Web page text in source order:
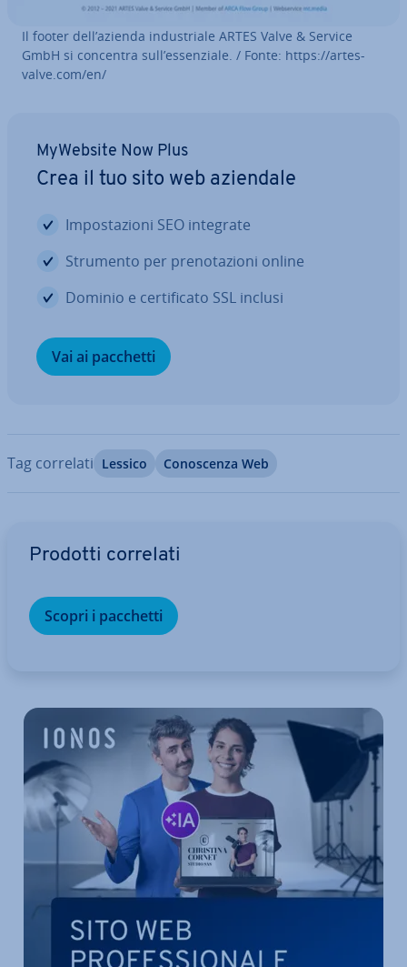
Il footer dell’azienda in­du­stria­le ARTES Valve & Service
GmbH si concentra sull’es­sen­zia­le. / Fonte: https://artes-
valve.com/en/
MyWebsite Now Plus
Crea il tuo sito web aziendale
Im­po­sta­zio­ni SEO integrate
Strumento per pre­no­ta­zio­ni online
Dominio e cer­ti­fi­ca­to SSL inclusi
Vai ai pacchetti
Tag correlati Lessico Co­no­scen­za Web
Prodotti correlati
Scopri i pacchetti